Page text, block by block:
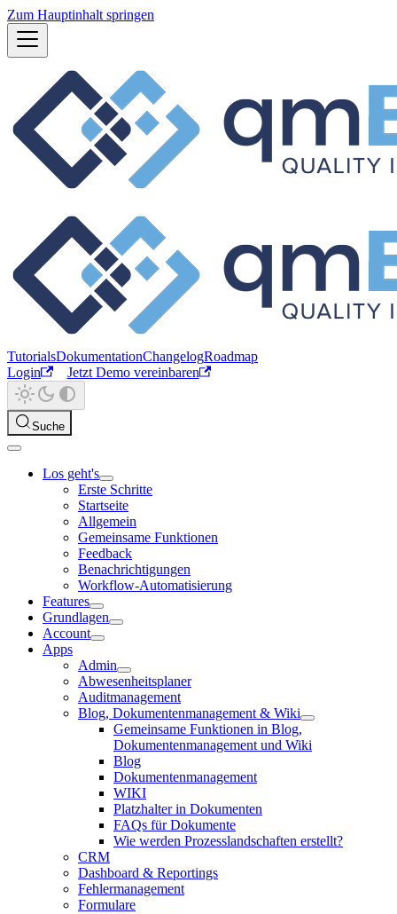
Zum Hauptinhalt springen
TutorialsDokumentationChangelogRoadmap
Login
Jetzt Demo vereinbaren
Suche
Los geht's
Erste Schritte
Startseite
Allgemein
Gemeinsame Funktionen
Feedback
Benachrichtigungen
Workflow-Automatisierung
Features
Grundlagen
Account
Apps
Admin
Abwesenheitsplaner
Auditmanagement
Blog, Dokumentenmanagement & Wiki
Gemeinsame Funktionen in Blog,
Dokumentenmanagement und Wiki
Blog
Dokumentenmanagement
WIKI
Platzhalter in Dokumenten
FAQs für Dokumente
Wie werden Prozesslandschaften erstellt?
CRM
Dashboard & Reportings
Fehlermanagement
Formulare